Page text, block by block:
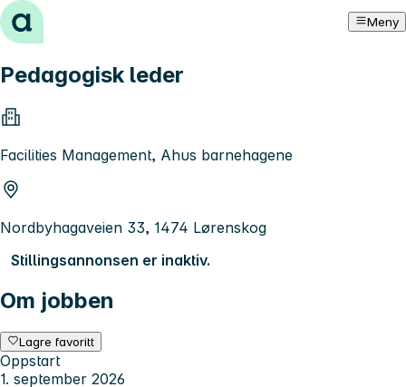
Hopp til innhold Meny
Pedagogisk leder
Facilities Management, Ahus barnehagene
Nordbyhagaveien 33, 1474 Lørenskog
Stillingsannonsen er inaktiv.
Om jobben
Lagre favoritt
Oppstart
1. september 2026